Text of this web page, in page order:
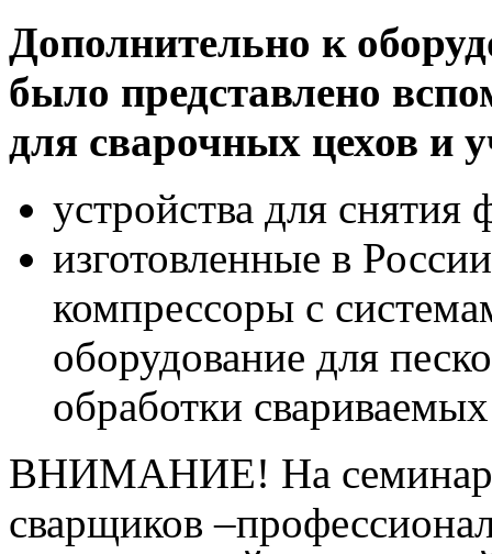
Дополнительно к
было представлено
для сварочных цехов и
устройства для снятия
изготовленные в
компрессоры с
оборудование для
обработки свариваемых
ВНИМАНИЕ! На
сварщиков